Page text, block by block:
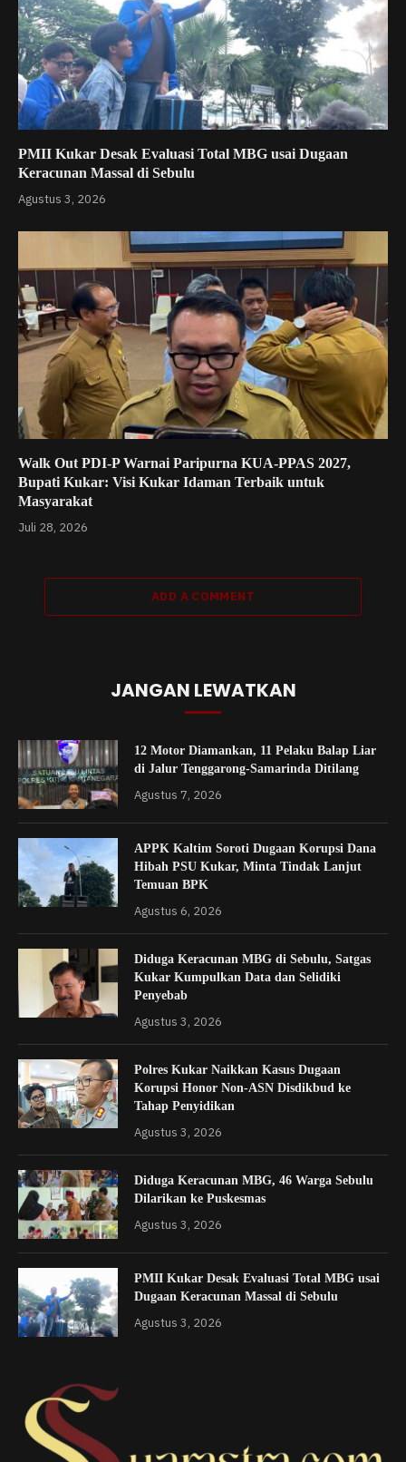
PMII Kukar Desak Evaluasi Total MBG usai Dugaan
Keracunan Massal di Sebulu
Agustus 3, 2026
Walk Out PDI-P Warnai Paripurna KUA-PPAS 2027,
Bupati Kukar: Visi Kukar Idaman Terbaik untuk
Masyarakat
Juli 28, 2026
ADD A COMMENT
JANGAN LEWATKAN
12 Motor Diamankan, 11 Pelaku Balap Liar
di Jalur Tenggarong-Samarinda Ditilang
Agustus 7, 2026
APPK Kaltim Soroti Dugaan Korupsi Dana
Hibah PSU Kukar, Minta Tindak Lanjut
Temuan BPK
Agustus 6, 2026
Diduga Keracunan MBG di Sebulu, Satgas
Kukar Kumpulkan Data dan Selidiki
Penyebab
Agustus 3, 2026
Polres Kukar Naikkan Kasus Dugaan
Korupsi Honor Non-ASN Disdikbud ke
Tahap Penyidikan
Agustus 3, 2026
Diduga Keracunan MBG, 46 Warga Sebulu
Dilarikan ke Puskesmas
Agustus 3, 2026
PMII Kukar Desak Evaluasi Total MBG usai
Dugaan Keracunan Massal di Sebulu
Agustus 3, 2026